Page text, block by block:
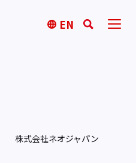
EN
株式会社ネオジャパン